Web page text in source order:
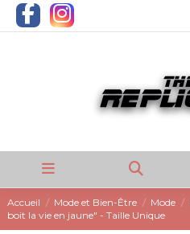
Accueil Mode et Bien-Être Mode
boit la vie en jaune" - Taille Unique